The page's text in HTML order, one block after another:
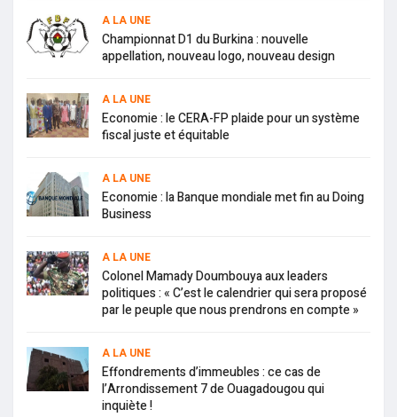
A LA UNE
Championnat D1 du Burkina : nouvelle
appellation, nouveau logo, nouveau design
A LA UNE
Economie : le CERA-FP plaide pour un système
fiscal juste et équitable
A LA UNE
Economie : la Banque mondiale met fin au Doing
Business
A LA UNE
Colonel Mamady Doumbouya aux leaders
politiques : « C’est le calendrier qui sera proposé
par le peuple que nous prendrons en compte »
A LA UNE
Effondrements d’immeubles : ce cas de
l’Arrondissement 7 de Ouagadougou qui
inquiète !